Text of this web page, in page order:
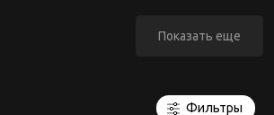
Показать еще
Фильтры